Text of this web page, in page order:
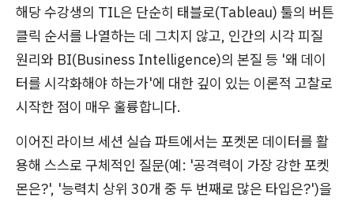
해당 수강생의 TIL은 단순히 태블로(Tableau) 툴의 버튼
클릭 순서를 나열하는 데 그치지 않고, 인간의 시각 피질
원리와 BI(Business Intelligence)의 본질 등 '왜 데이
터를 시각화해야 하는가'에 대한 깊이 있는 이론적 고찰로
시작한 점이 매우 훌륭합니다.
이어진 라이브 세션 실습 파트에서는 포켓몬 데이터를 활
용해 스스로 구체적인 질문(예: '공격력이 가장 강한 포켓
몬은?', '능력치 상위 30개 중 두 번째로 많은 타입은?')을